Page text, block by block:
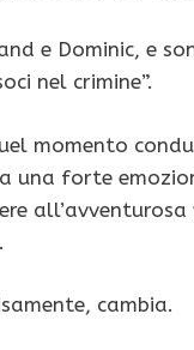
e Dominic, e
nel crimine”.
momento
una forte
cambia.